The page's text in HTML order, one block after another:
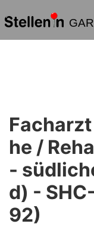
he /
-
d) -
92)